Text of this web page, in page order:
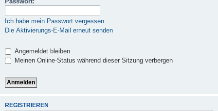
Ich habe mein Passwort vergessen
Die Aktivierungs-E-Mail erneut senden
Angemeldet bleiben
Meinen Online-Status während dieser Sitzung verbergen
REGISTRIEREN